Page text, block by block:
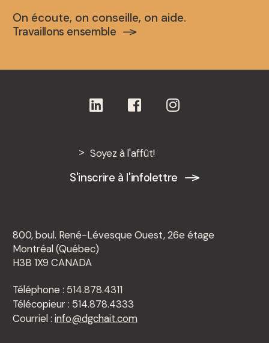
On écoute, on conseille, on aide.
Travaillons ensemble
Soyez à l'affût!
S'inscrire à l'infolettre
800, boul. René-Lévesque Ouest, 26e étage
Montréal (Québec)
H3B 1X9 CANADA
Téléphone : 514.878.4311
Télécopieur : 514.878.4333
Courriel : info@dgchait.com